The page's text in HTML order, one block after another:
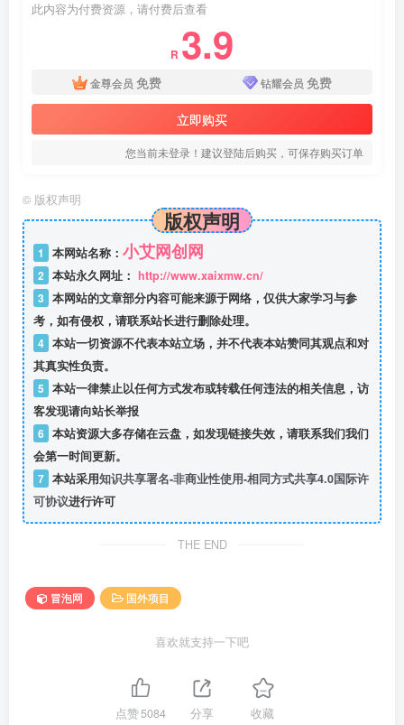
此内容为付费资源，请付费后查看
R 3.9
金尊会员 免费 钻耀会员 免费
立即购买
您当前未登录！建议登陆后购买，可保存购买订单
© 版权声明
版权声明
1 本网站名称： 小艾网创网
2 本站永久网址： http://www.xaixmw.cn/
3 本网站的文章部分内容可能来源于网络，仅供大家学习与参
考，如有侵权，请联系站长进行删除处理。
4 本站一切资源不代表本站立场，并不代表本站赞同其观点和对
其真实性负责。
5 本站一律禁止以任何方式发布或转载任何违法的相关信息，访
客发现请向站长举报
6 本站资源大多存储在云盘，如发现链接失效，请联系我们我们
会第一时间更新。
7 本站采用知识共享署名-非商业性使用-相同方式共享4.0国际许
可协议进行许可
THE END
冒泡网 国外项目
喜欢就支持一下吧
点赞5084 分享 收藏